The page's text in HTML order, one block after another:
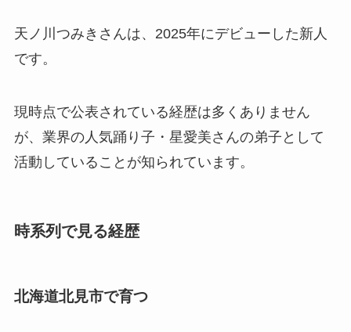
天ノ川つみきさんは、2025年にデビューした新人
です。
現時点で公表されている経歴は多くありません
が、業界の人気踊り子・星愛美さんの弟子として
活動していることが知られています。
時系列で見る経歴
北海道北見市で育つ